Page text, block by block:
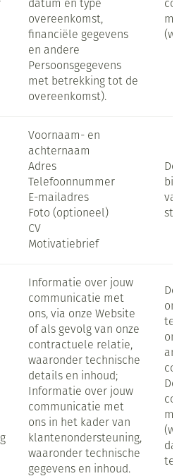
datum en type
overeenkomst,
financiële gegevens
en andere
Persoonsgegevens
met betrekking tot de
overeenkomst).
Voornaam- en
achternaam
Adres
Telefoonnummer
E-mailadres
Foto (optioneel)
CV
Motivatiebrief
bij
Informatie over jouw
communicatie met
ons, via onze Website
of als gevolg van onze
contractuele relatie,
waaronder technische
details en inhoud;
Informatie over jouw
communicatie met
ons in het kader van
klantenondersteuning,
waaronder technische
gegevens en inhoud.
dat
te